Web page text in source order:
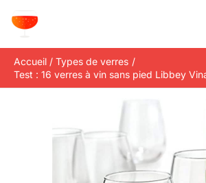
Accueil
Types de verres
Test : 16 verres à vin sans pied Libbey
e
c
h
e